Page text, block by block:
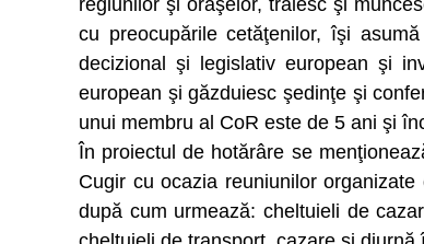
regiunilor şi oraşelor, trăiesc şi
cu preocupările cetăţenilor, îşi
decizional şi legislativ european şi
european şi găzduiesc şedinţe şi
unui membru al CoR este de 5 ani şi
În proiectul de hotărâre se
Cugir cu ocazia reuniunilor
după cum urmează: cheltuieli de